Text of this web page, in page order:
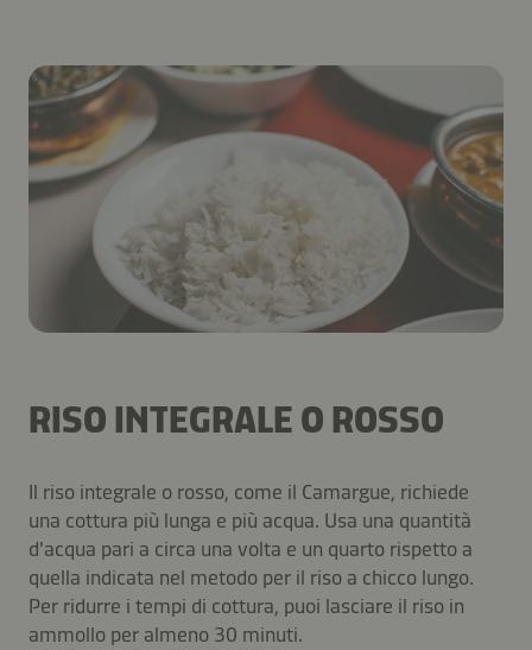
RISO INTEGRALE O ROSSO
Il riso integrale o rosso, come il Camargue, richiede
una cottura più lunga e più acqua. Usa una quantità
d'acqua pari a circa una volta e un quarto rispetto a
quella indicata nel metodo per il riso a chicco lungo.
Per ridurre i tempi di cottura, puoi lasciare il riso in
ammollo per almeno 30 minuti.